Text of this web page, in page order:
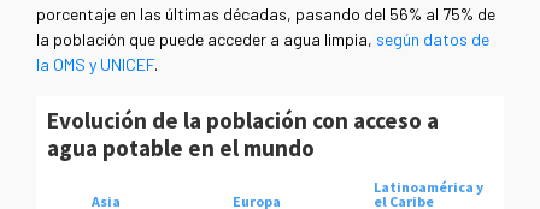
porcentaje en las últimas décadas, pasando del 56% al 75% de
la población que puede acceder a agua limpia, según datos de
la OMS y UNICEF.